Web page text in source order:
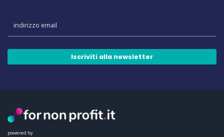
Iscriviti alla newsletter
powered by